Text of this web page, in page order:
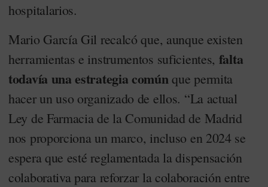
hospitalarios.
Mario García Gil recalcó que, aunque existen
herramientas e instrumentos suficientes, falta
todavía una estrategia comúnque permita
hacer un uso organizado de ellos. “La actual
Ley de Farmacia de la Comunidad de Madrid
nos proporciona un marco, incluso en 2024 se
espera que esté reglamentada la dispensación
colaborativa para reforzar la colaboración entre